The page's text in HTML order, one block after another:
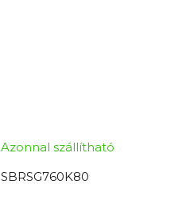
Azonnal szállítható
SBRSG760K80